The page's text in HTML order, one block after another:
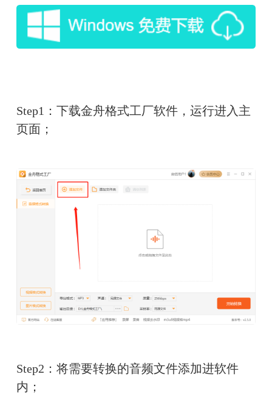
Step1：下载金舟格式工厂软件，运行进入主
页面；
Step2：将需要转换的音频文件添加进软件
内；